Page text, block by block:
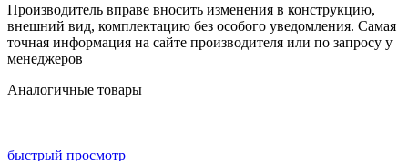
Производитель вправе вносить изменения в конструкцию,
внешний вид, комплектацию без особого уведомления. Самая
точная информация на сайте производителя или по запросу у
менеджеров
Аналогичные товары
быстрый просмотр